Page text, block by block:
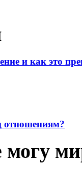
и как это
отношениям?
могу